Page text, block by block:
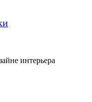
интерьера